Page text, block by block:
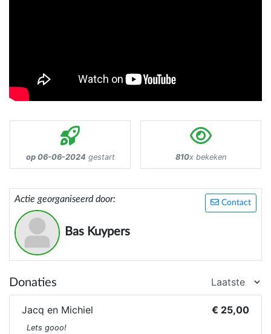
op 06-06-2024 gestart 810x bekeken
Contact
Actie georganiseerd door:
Bas Kuypers
Donaties
Jacq en Michiel € 25,00
Lets gooo!